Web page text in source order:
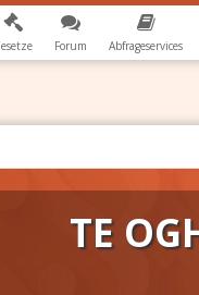
Forum Abfrageservices
TE